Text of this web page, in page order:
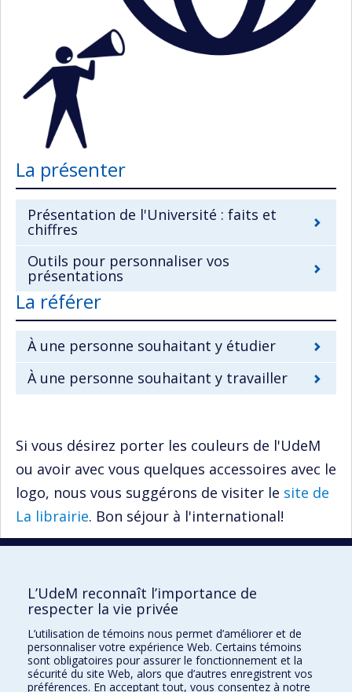
La présenter
Présentation de l'Université : faits et
chiffres
Outils pour personnaliser vos
présentations
La référer
À une personne souhaitant y étudier
À une personne souhaitant y travailler
Si vous désirez porter les couleurs de l'UdeM
ou avoir avec vous quelques accessoires avec le
logo, nous vous suggérons de visiter le site de
La librairie. Bon séjour à l'international!
UdeM international
3744, rue Jean-Brillant
Bureau 581, 5e étage
Montréal (Québec)
Canada H3T 1P1
L’UdeM reconnaît l’importance de
respecter la vie privée
L’utilisation de témoins nous permet d’améliorer et de
personnaliser votre expérience Web. Certains témoins
sont obligatoires pour assurer le fonctionnement et la
sécurité du site Web, alors que d’autres enregistrent vos
préférences. En acceptant tout, vous consentez à notre